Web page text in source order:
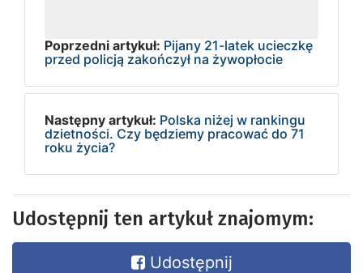
Poprzedni artykuł: Pijany 21-latek ucieczkę
przed policją zakończył na żywopłocie
Następny artykuł: Polska niżej w rankingu
dzietności. Czy będziemy pracować do 71
roku życia?
Udostępnij ten artykuł znajomym:
Udostępnij